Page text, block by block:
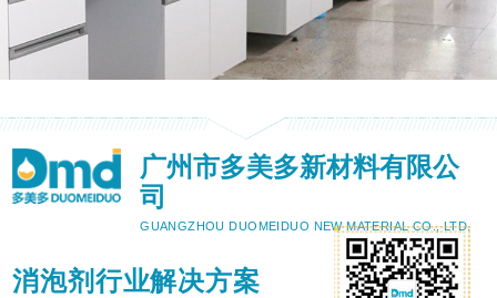
广州市多美多新材料有限公
司
GUANGZHOU DUOMEIDUO NEW MATERIAL CO., LTD.
消泡剂行业解决方案